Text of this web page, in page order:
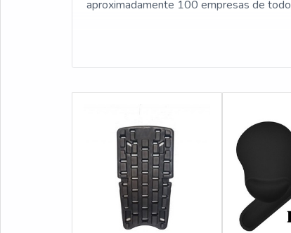
aproximadamente 100 empresas de